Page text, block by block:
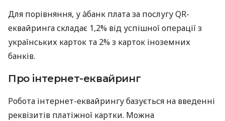
Для порівняння, у àбанк плата за послугу QR-
еквайринга складає 1,2% від успішної операції з
українських карток та 2% з карток іноземних
банків.
Про інтернет-еквайринг
Робота інтернет-еквайрингу базується на введенні
реквізитів платіжної картки. Можна